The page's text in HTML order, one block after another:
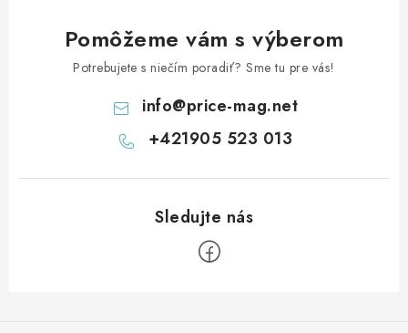
Pomôžeme vám s výberom
Potrebujete s niečím poradiť? Sme tu pre vás!
info@price-mag.net
+421905 523 013